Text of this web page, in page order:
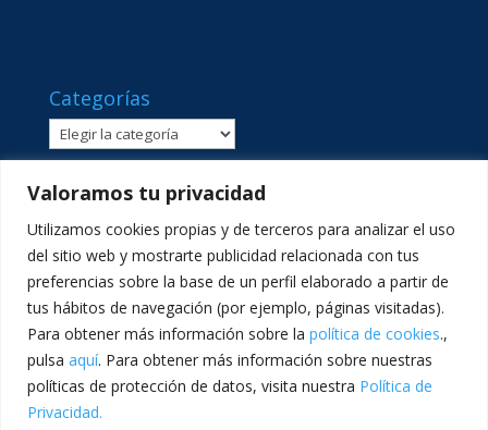
Valoramos tu privacidad
Utilizamos cookies propias y de terceros para analizar el uso
del sitio web y mostrarte publicidad relacionada con tus
preferencias sobre la base de un perfil elaborado a partir de
tus hábitos de navegación (por ejemplo, páginas visitadas).
Para obtener más información sobre la política de cookies.,
pulsa aquí. Para obtener más información sobre nuestras
políticas de protección de datos, visita nuestra Política de
Privacidad.
Categorías
Categorías
C/ Sant Lluís Beltrán, 8 · 46980 · Paterna, València ·
Telf: 961365540 · comunicacion@lasallevp.es